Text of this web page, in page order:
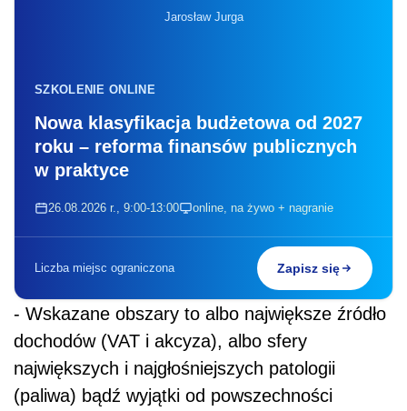
Jarosław Jurga
SZKOLENIE ONLINE
Nowa klasyfikacja budżetowa od 2027
roku – reforma finansów publicznych
w praktyce
26.08.2026 r., 9:00-13:00 online, na żywo + nagranie
Liczba miejsc ograniczona Zapisz się
- Wskazane obszary to albo największe źródło
dochodów (VAT i akcyza), albo sfery
największych i najgłośniejszych patologii
(paliwa) bądź wyjątki od powszechności